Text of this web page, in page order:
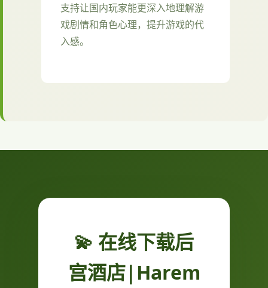
支持让国内玩家能更深入地理解游
戏剧情和角色心理，提升游戏的代
入感。
💫 在线下载后
宫酒店|Harem